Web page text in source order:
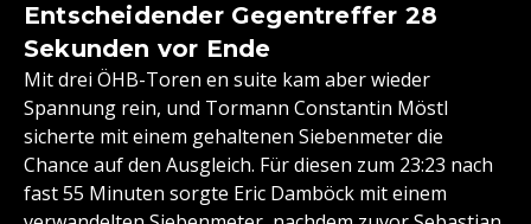
Entscheidender Gegentreffer 28
Sekunden vor Ende
Mit drei ÖHB-Toren en suite kam aber wieder
Spannung rein, und Tormann Constantin Möstl
sicherte mit einem gehaltenen Siebenmeter die
Chance auf den Ausgleich. Für diesen zum 23:23 nach
fast 55 Minuten sorgte Eric Damböck mit einem